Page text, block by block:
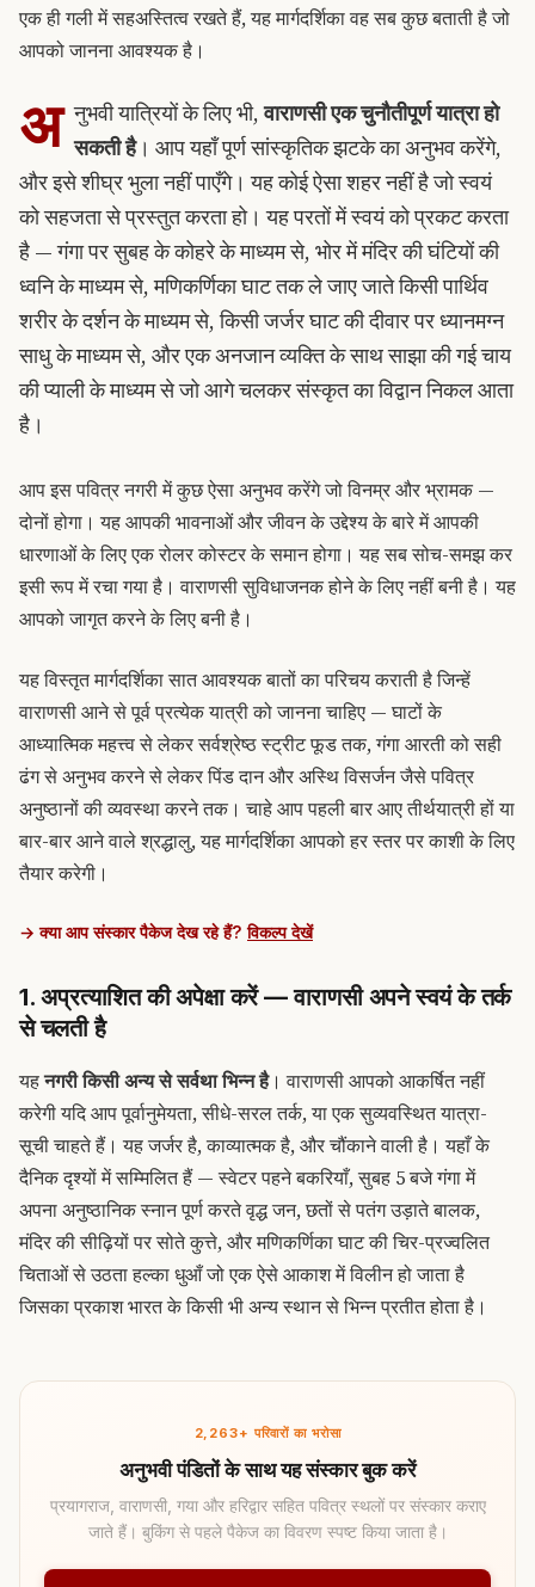
एक ही गली में सहअस्तित्व रखते हैं, यह मार्गदर्शिका वह सब कुछ बताती है जो
आपको जानना आवश्यक है।
अ नुभवी यात्रियों के लिए भी,वाराणसी एक चुनौतीपूर्ण यात्रा हो
सकती है। आप यहाँ पूर्ण सांस्कृतिक झटके का अनुभव करेंगे,
और इसे शीघ्र भुला नहीं पाएँगे। यह कोई ऐसा शहर नहीं है जो स्वयं
को सहजता से प्रस्तुत करता हो। यह परतों में स्वयं को प्रकट करता
है — गंगा पर सुबह के कोहरे के माध्यम से, भोर में मंदिर की घंटियों की
ध्वनि के माध्यम से, मणिकर्णिका घाट तक ले जाए जाते किसी पार्थिव
शरीर के दर्शन के माध्यम से, किसी जर्जर घाट की दीवार पर ध्यानमग्न
साधु के माध्यम से, और एक अनजान व्यक्ति के साथ साझा की गई चाय
की प्याली के माध्यम से जो आगे चलकर संस्कृत का विद्वान निकल आता
है।
आप इस पवित्र नगरी में कुछ ऐसा अनुभव करेंगे जो विनम्र और भ्रामक —
दोनों होगा। यह आपकी भावनाओं और जीवन के उद्देश्य के बारे में आपकी
धारणाओं के लिए एक रोलर कोस्टर के समान होगा। यह सब सोच-समझ कर
इसी रूप में रचा गया है। वाराणसी सुविधाजनक होने के लिए नहीं बनी है। यह
आपको जागृत करने के लिए बनी है।
यह विस्तृत मार्गदर्शिका सात आवश्यक बातों का परिचय कराती है जिन्हें
वाराणसी आने से पूर्व प्रत्येक यात्री को जानना चाहिए — घाटों के
आध्यात्मिक महत्त्व से लेकर सर्वश्रेष्ठ स्ट्रीट फूड तक, गंगा आरती को सही
ढंग से अनुभव करने से लेकर पिंड दान और अस्थि विसर्जन जैसे पवित्र
अनुष्ठानों की व्यवस्था करने तक। चाहे आप पहली बार आए तीर्थयात्री हों या
बार-बार आने वाले श्रद्धालु, यह मार्गदर्शिका आपको हर स्तर पर काशी के लिए
तैयार करेगी।
→ क्या आप संस्कार पैकेज देख रहे हैं?विकल्प देखें
1. अप्रत्याशित की अपेक्षा करें — वाराणसी अपने स्वयं के तर्क
से चलती है
यहनगरी किसी अन्य से सर्वथा भिन्न है। वाराणसी आपको आकर्षित नहीं
करेगी यदि आप पूर्वानुमेयता, सीधे-सरल तर्क, या एक सुव्यवस्थित यात्रा-
सूची चाहते हैं। यह जर्जर है, काव्यात्मक है, और चौंकाने वाली है। यहाँ के
दैनिक दृश्यों में सम्मिलित हैं — स्वेटर पहने बकरियाँ, सुबह 5 बजे गंगा में
अपना अनुष्ठानिक स्नान पूर्ण करते वृद्ध जन, छतों से पतंग उड़ाते बालक,
मंदिर की सीढ़ियों पर सोते कुत्ते, और मणिकर्णिका घाट की चिर-प्रज्वलित
चिताओं से उठता हल्का धुआँ जो एक ऐसे आकाश में विलीन हो जाता है
जिसका प्रकाश भारत के किसी भी अन्य स्थान से भिन्न प्रतीत होता है।
2,263+ परिवारों का भरोसा
अनुभवी पंडितों के साथ यह संस्कार बुक करें
प्रयागराज, वाराणसी, गया और हरिद्वार सहित पवित्र स्थलों पर संस्कार कराए
जाते हैं। बुकिंग से पहले पैकेज का विवरण स्पष्ट किया जाता है।